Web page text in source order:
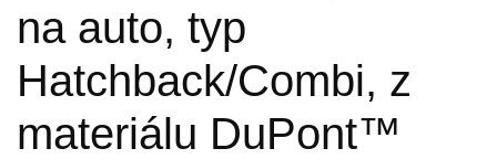
na auto, typ
Hatchback/Combi, z
materiálu DuPont™